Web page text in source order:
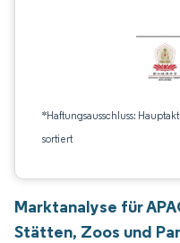
*Haftungsausschluss:
sortiert
Marktanalyse für
Stätten, Zoos und